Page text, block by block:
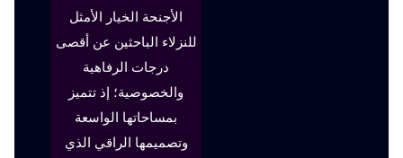
الأجنحة الخيار الأمثل
للنزلاء الباحثين عن أقصى
درجات الرفاهية
والخصوصية؛ إذ تتميز
بمساحاتها الواسعة
وتصميمها الراقي الذي